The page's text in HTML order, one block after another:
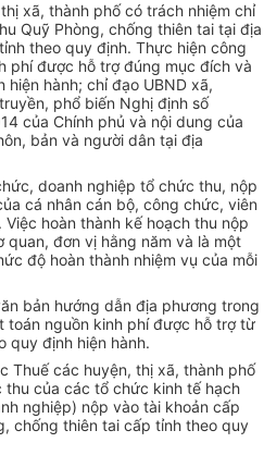
xã, thành phố có trách nhiệm chỉ
Quỹ Phòng, chống thiên tai tại địa
theo quy định. Thực hiện công
phí được hỗ trợ đúng mục đích và
hành; chỉ đạo UBND xã,
phổ biến Nghị định số
của Chính phủ và nội dung của
ôn, bản và người dân tại địa
doanh nghiệp tổ chức thu, nộp
cá nhân cán bộ, công chức, viên
hoàn thành kế hoạch thu nộp
quan, đơn vị hằng năm và là một
độ hoàn thành nhiệm vụ của mỗi
bản hướng dẫn địa phương trong
toán nguồn kinh phí được hỗ trợ từ
quy định hiện hành.
Thuế các huyện, thị xã, thành phố
của các tổ chức kinh tế hạch
nghiệp) nộp vào tài khoản cấp
chống thiên tai cấp tỉnh theo quy